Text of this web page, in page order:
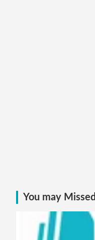
You may Missed